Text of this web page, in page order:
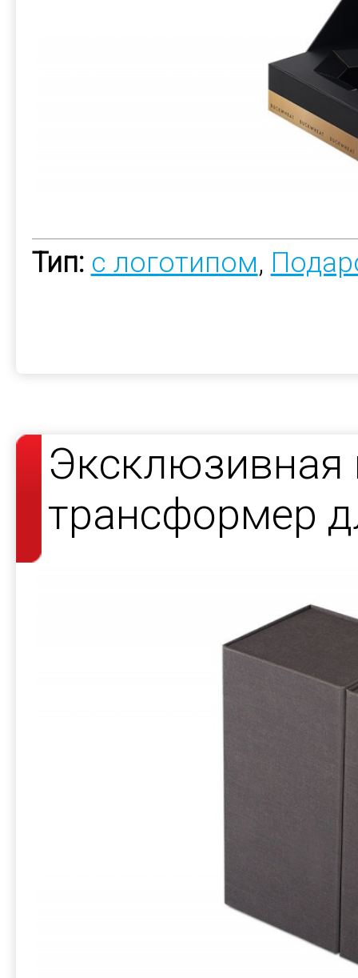
Тип: с логотипом,
Эксклюзивная
трансформер